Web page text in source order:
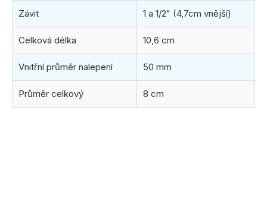
Závit 1 a 1/2" (4,7cm vnější)
Celková délka 10,6 cm
Vnitřní průměr nalepení 50 mm
Průměr celkový 8 cm